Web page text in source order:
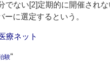
でない[2]定期的に開催され
に選定するという。
療ネット
験“